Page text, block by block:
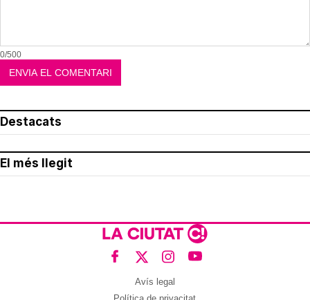
0/500
Destacats
El més llegit
Avís legal